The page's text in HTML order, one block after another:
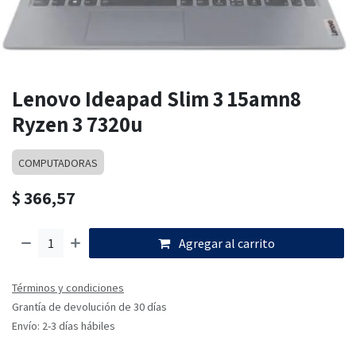
Lenovo Ideapad Slim 3 15amn8
Ryzen 3 7320u
COMPUTADORAS
$366,57
Agregar al carrito
Términos y condiciones
Grantía de devolución de 30 días
Envío: 2-3 días hábiles